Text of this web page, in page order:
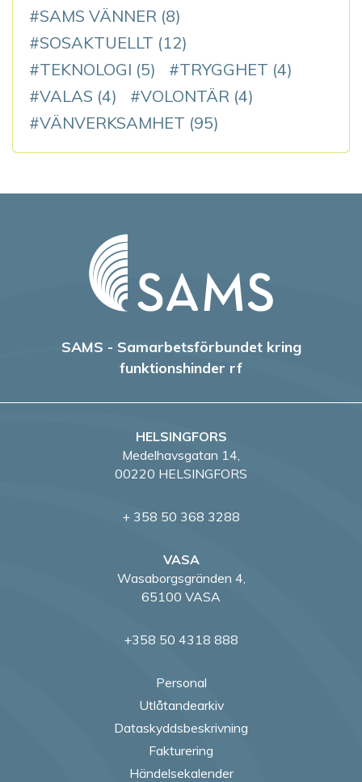
SAMS VÄNNER (8)
SOSAKTUELLT (12)
TEKNOLOGI (5) TRYGGHET (4)
VALAS (4) VOLONTÄR (4)
VÄNVERKSAMHET (95)
SAMS - Samarbetsförbundet kring
funktionshinder rf
HELSINGFORS
Medelhavsgatan 14,
00220 HELSINGFORS
+ 358 50 368 3288
VASA
Wasaborgsgränden 4,
65100 VASA
+358 50 4318 888
Personal
Utlåtandearkiv
Dataskyddsbeskrivning
Fakturering
Händelsekalender